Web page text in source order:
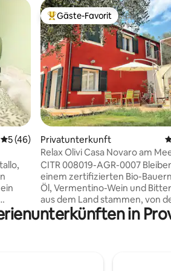
Durchschnittliche Bewertung: 5 von 5,
5 (46)
einer
Beliebter Gäste-Favorit.
Gäste-Favorit
Privatunterkunft
Relax Olivi Casa Novaro am
Wohnung Oliva
CITR 008019-AGR-0007
einem zertifizierten Bio-
Öl, Vermentino-Wein und
aus dem Land stammen, von
umgeben sind. Casa Novaro
Wohnungen, es ist 5 km vom
Casa Novaro ist nur wenige
in